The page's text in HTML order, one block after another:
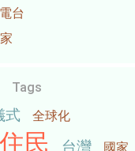
台
Tags
式
全球化
民 台灣
國家